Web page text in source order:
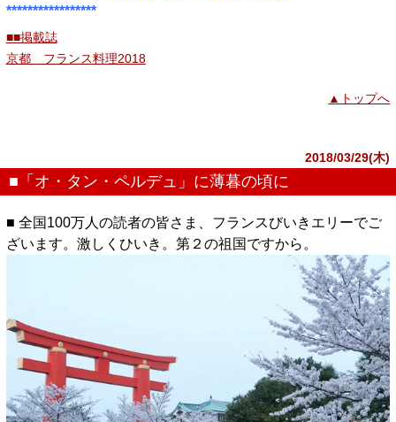
*****************
■■掲載誌
京都 フランス料理2018
▲トップへ
2018/03/29(木)
■「オ・タン・ペルデュ」に薄暮の頃に
■ 全国100万人の読者の皆さま、フランスびいきエリーでご
ざいます。激しくひいき。第２の祖国ですから。